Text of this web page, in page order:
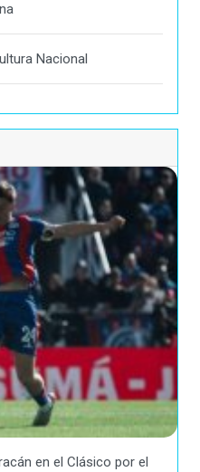
Nacional
en el Clásico por el